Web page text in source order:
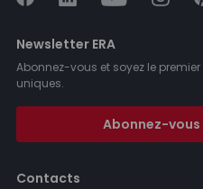
Newsletter ERA
Abonnez-vous et soyez le
uniques.
Abonnez-
Contacts